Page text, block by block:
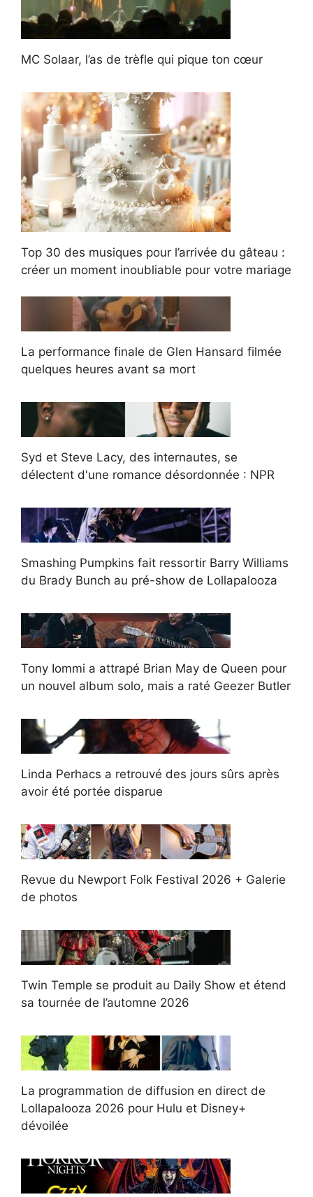
MC Solaar, l’as de trèfle qui pique ton cœur
Top 30 des musiques pour l’arrivée du gâteau :
créer un moment inoubliable pour votre mariage
La performance finale de Glen Hansard filmée
quelques heures avant sa mort
Syd et Steve Lacy, des internautes, se
délectent d'une romance désordonnée : NPR
Smashing Pumpkins fait ressortir Barry Williams
du Brady Bunch au pré-show de Lollapalooza
Tony Iommi a attrapé Brian May de Queen pour
un nouvel album solo, mais a raté Geezer Butler
Linda Perhacs a retrouvé des jours sûrs après
avoir été portée disparue
Revue du Newport Folk Festival 2026 + Galerie
de photos
Twin Temple se produit au Daily Show et étend
sa tournée de l’automne 2026
La programmation de diffusion en direct de
Lollapalooza 2026 pour Hulu et Disney+
dévoilée